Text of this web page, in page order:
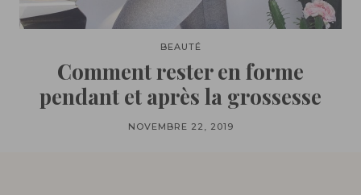
BEAUTÉ
Comment rester en forme
pendant et après la grossesse
NOVEMBRE 22, 2019